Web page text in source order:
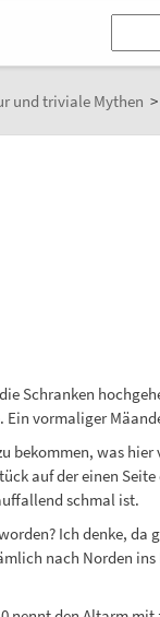
und triviale Mythen >
Schranken
vormaliger
bekommen, was
auf der einen
schmal ist.
Ich denke,
nach Norden